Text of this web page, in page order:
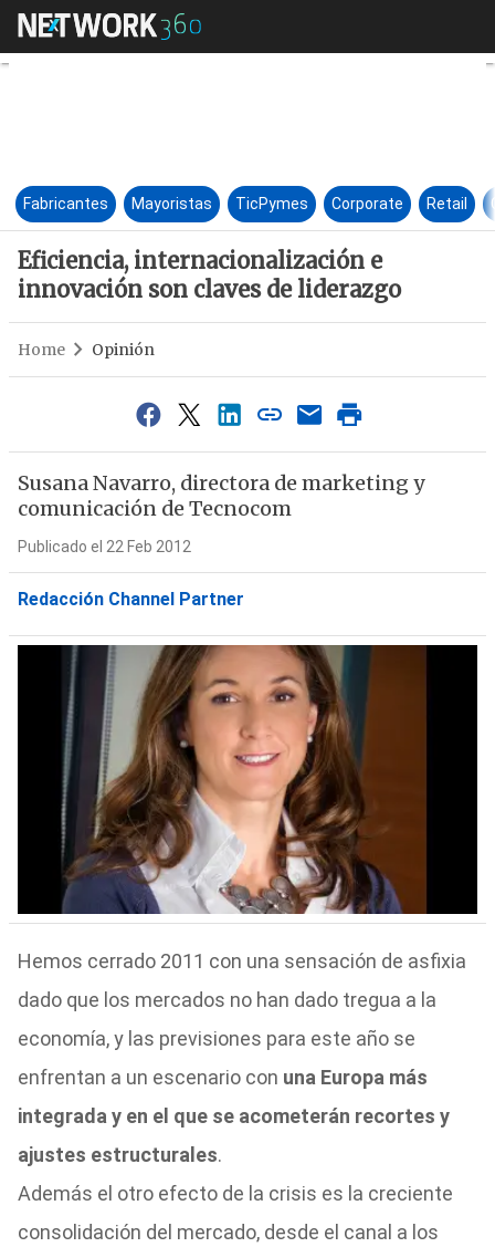
Eficiencia,
Fabricantes Mayoristas TicPymes Corporate Retail
Eficiencia, internacionalización e
innovación son claves de liderazgo
Home Opinión
Susana Navarro, directora de marketing y
comunicación de Tecnocom
Publicado el 22 Feb 2012
Redacción Channel Partner
Hemos cerrado 2011 con una sensación de asfixia
dado que los mercados no han dado tregua a la
economía, y las previsiones para este año se
enfrentan a un escenario con una Europa más
integrada y en el que se acometerán recortes y
ajustes estructurales.
Además el otro efecto de la crisis es la creciente
consolidación del mercado, desde el canal a los